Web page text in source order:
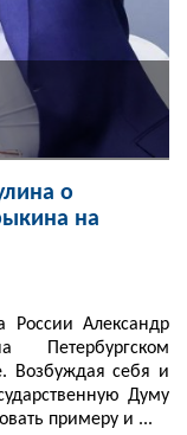
о
на
России Александр
Возбуждая себя и
Думу
примеру и ...